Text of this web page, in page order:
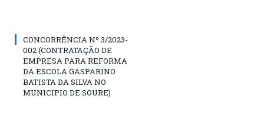
CONCORRÊNCIA Nº 3/2023-
002 (CONTRATAÇÃO DE
EMPRESA PARA REFORMA
DA ESCOLA GASPARINO
BATISTA DA SILVA NO
MUNICIPIO DE SOURE)